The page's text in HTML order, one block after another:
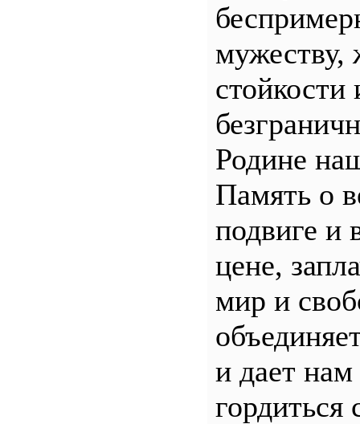
мужеству,
стойкости
Родине
Память о
подвиге и
цене,
мир и
и дает
гордиться